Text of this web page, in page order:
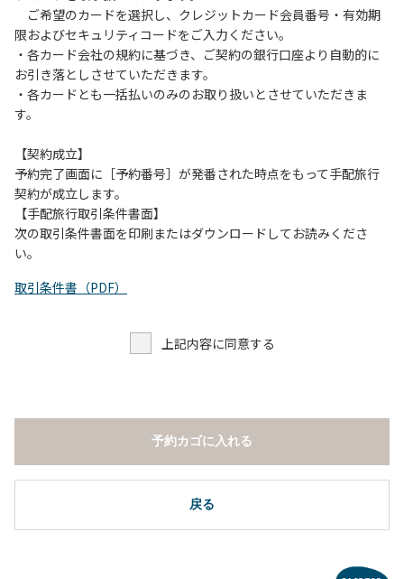
３.ペットの無駄吠え等の行為が、他の利用者の迷惑になると
判断した場合、ご利用をお断りする場合があります。
ご希望のカードを選択し、クレジットカード会員番号・有効期
限およびセキュリティコードをご入力ください。
・各カード会社の規約に基づき、ご契約の銀行口座より自動的に
お引き落としさせていただきます。
・各カードとも一括払いのみのお取り扱いとさせていただきま
す。
【契約成立】
予約完了画面に［予約番号］が発番された時点をもって手配旅行
契約が成立します。
【手配旅行取引条件書面】
次の取引条件書面を印刷またはダウンロードしてお読みくださ
い。
取引条件書（PDF）
上記内容に同意する
戻る
予約カゴに入れる